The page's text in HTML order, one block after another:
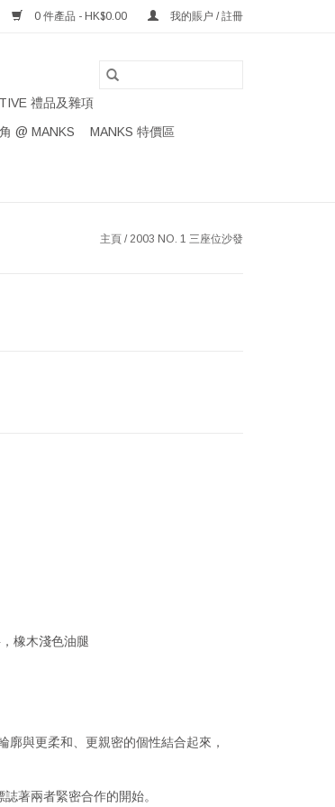
0 件產品 - HK$0.00 我的賬户 / 註冊
禮品及雜項
@ MANKS
MANKS 特價區
主頁 / 2003 NO. 1 三座位沙發
橡木淺色油腿
與更柔和、更親密的個性結合起來，
著兩者緊密合作的開始。